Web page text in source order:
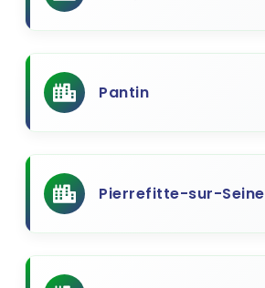
Pantin
Pierrefitte-sur-Seine